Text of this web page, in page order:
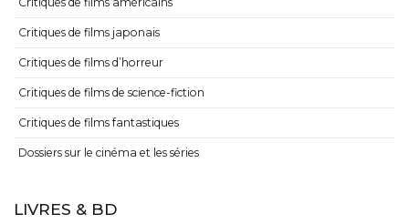
Critiques de films japonais
Critiques de films d’horreur
Critiques de films de science-fiction
Critiques de films fantastiques
Dossiers sur le cinéma et les séries
LIVRES & BD